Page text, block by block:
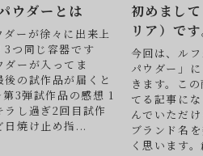
ウダーとは
ーが徐々に出来上
3つ同じ容器です
ーが入ってま
の試作品が届くと
3弾試作品の感想 1
し過ぎ2回目試作
焼け止め指...
初めまし
リア）です
今回は、ル
パウダー」
きます。こ
てる記事に
んでいただ
ブランド名
く思います